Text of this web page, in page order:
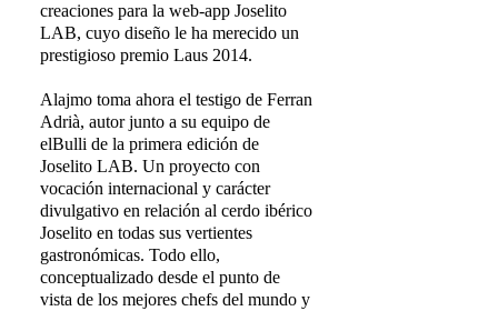
creaciones para la web-app Joselito
LAB, cuyo diseño le ha merecido un
prestigioso premio Laus 2014.
Alajmo toma ahora el testigo de Ferran
Adrià, autor junto a su equipo de
elBulli de la primera edición de
Joselito LAB. Un proyecto con
vocación internacional y carácter
divulgativo en relación al cerdo ibérico
Joselito en todas sus vertientes
gastronómicas. Todo ello,
conceptualizado desde el punto de
vista de los mejores chefs del mundo y